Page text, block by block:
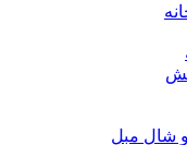
شال مبل